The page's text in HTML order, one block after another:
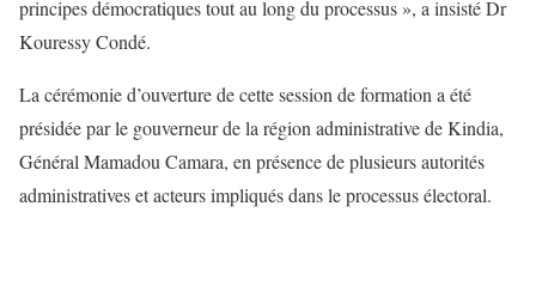
principes démocratiques tout au long du processus », a insisté Dr
Kouressy Condé.
La cérémonie d’ouverture de cette session de formation a été
présidée par le gouverneur de la région administrative de Kindia,
Général Mamadou Camara, en présence de plusieurs autorités
administratives et acteurs impliqués dans le processus électoral.